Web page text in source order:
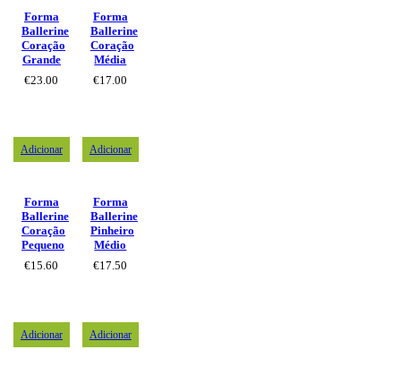
Forma
Ballerine
Coração
Grande
€23.00
Forma
Ballerine
Coração
Média
€17.00
Adicionar
Forma
Ballerine
Coração
Pequeno
€15.60
Adicionar
Forma
Ballerine
Pinheiro
Médio
€17.50
Adicionar Adicionar